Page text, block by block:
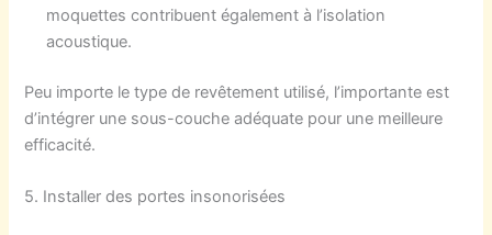
moquettes contribuent également à l’isolation
acoustique.
Peu importe le type de revêtement utilisé, l’importante est
d’intégrer une sous-couche adéquate pour une meilleure
efficacité.
5. Installer des portes insonorisées